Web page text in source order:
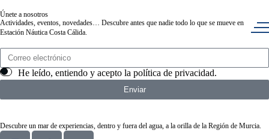
Únete a nosotros
Actividades, eventos, novedades… Descubre antes que nadie todo lo que se mueve en
Estación Náutica Costa Cálida.
He leído, entiendo y acepto la política de privacidad.
Enviar
Descubre un mar de experiencias, dentro y fuera del agua, a la orilla de la Región de Murcia.